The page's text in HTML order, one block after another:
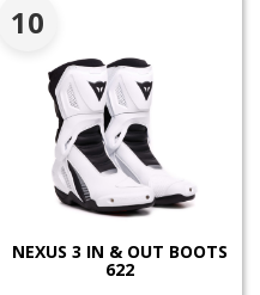
10
NEXUS 3 IN & OUT BOOTS
622